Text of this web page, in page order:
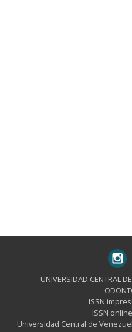
UNIVERSIDAD CENTRAL
ISSN
ISSN
Universidad Central de